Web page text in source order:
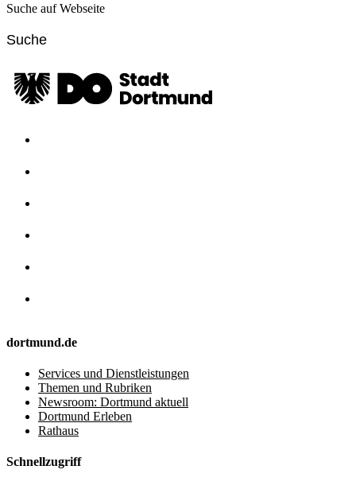
Suche auf Webseite
dortmund.de
Services und Dienstleistungen
Themen und Rubriken
Newsroom: Dortmund aktuell
Dortmund Erleben
Rathaus
Schnellzugriff